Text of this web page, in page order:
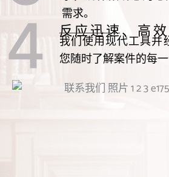
需求。
反应迅速、高效
我们使用现代工具并
您随时了解案件的每一